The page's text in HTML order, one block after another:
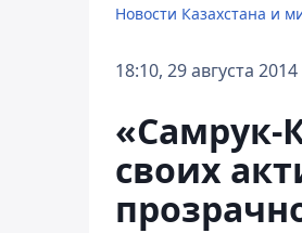
Новости Казахстана и
18:10, 29 августа 2014
«Самрук-
своих